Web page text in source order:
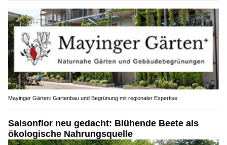
Mayinger Gärten: Gartenbau und Begrünung mit regionaler Expertise
Saisonflor neu gedacht: Blühende Beete als
ökologische Nahrungsquelle